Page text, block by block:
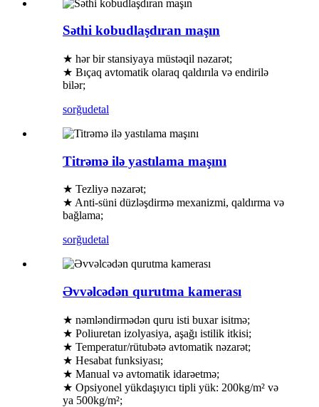
Səthi kobudlaşdıran maşın
★ hər bir stansiyaya müstəqil nəzarət;
★ Bıçaq avtomatik olaraq qaldırıla və endirilə
bilər;
sorğudetal
Titrəmə ilə yastılama maşını
★ Tezliyə nəzarət;
★ Anti-süni düzləşdirmə mexanizmi, qaldırma və
bağlama;
sorğudetal
Əvvəlcədən qurutma kamerası
★ nəmləndirmədən quru isti buxar isitmə;
★ Poliuretan izolyasiya, aşağı istilik itkisi;
★ Temperatur/rütubətə avtomatik nəzarət;
★ Hesabat funksiyası;
★ Manual və avtomatik idarəetmə;
★ Opsiyonel yükdaşıyıcı tipli yük: 200kg/m² və
ya 500kg/m²;